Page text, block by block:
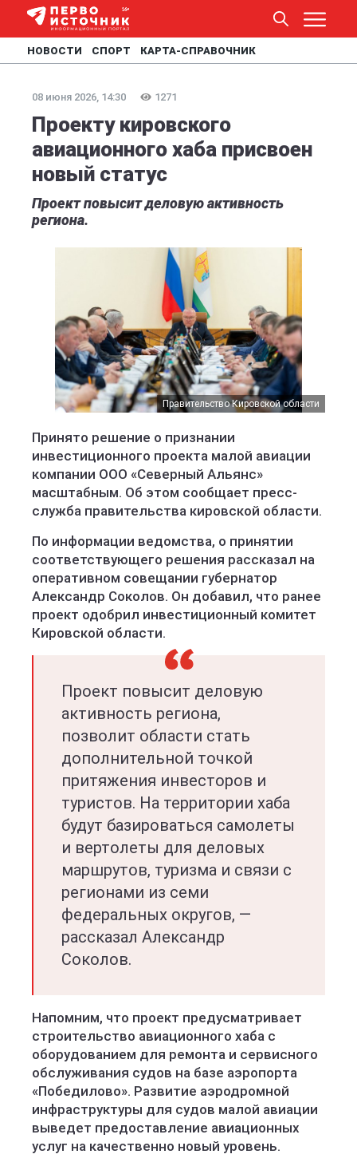
НОВОСТИ СПОРТ КАРТА-СПРАВОЧНИК
08 июня 2026, 14:30 1271
Проекту кировского
авиационного хаба присвоен
новый статус
Проект повысит деловую активность
региона.
Правительство Кировской области
Принято решение о признании
инвестиционного проекта малой авиации
компании ООО «Северный Альянс»
масштабным. Об этом сообщает пресс-
служба правительства кировской области.
По информации ведомства, о принятии
соответствующего решения рассказал на
оперативном совещании губернатор
Александр Соколов. Он добавил, что ранее
проект одобрил инвестиционный комитет
Кировской области.
Проект повысит деловую
активность региона,
позволит области стать
дополнительной точкой
притяжения инвесторов и
туристов. На территории хаба
будут базироваться самолеты
и вертолеты для деловых
маршрутов, туризма и связи с
регионами из семи
федеральных округов, —
рассказал Александр
Соколов.
Напомним, что проект предусматривает
строительство авиационного хаба с
оборудованием для ремонта и сервисного
обслуживания судов на базе аэропорта
«Победилово». Развитие аэродромной
инфраструктуры для судов малой авиации
выведет предоставление авиационных
услуг на качественно новый уровень.